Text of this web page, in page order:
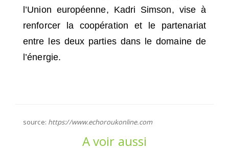
l’Union européenne, Kadri Simson, vise à
renforcer la coopération et le partenariat
entre les deux parties dans le domaine de
l’énergie.
source: https://www.echoroukonline.com
A voir aussi